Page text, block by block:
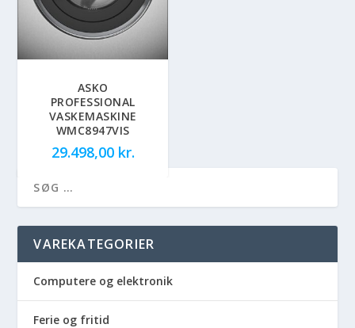
ASKO
PROFESSIONAL
VASKEMASKINE
WMC8947VIS
29.498,00 kr.
VAREKATEGORIER
Computere og elektronik
Ferie og fritid